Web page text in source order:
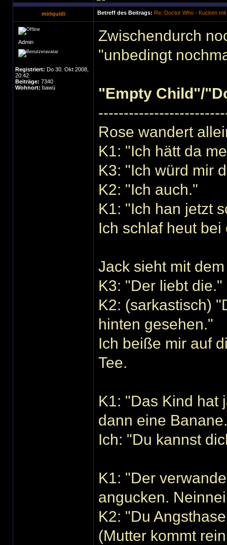
miriquidi Betreff des Beitrags: Re: Doctor Who - Kucken mit
Admin
Registriert: Do 30. Okt 2008,
20:42
Beiträge: 7340
Wohnort: bawü
Zwischendurch
"unbedingt
"Empty Child"/
Rose wandert
K1: "Ich hätt da
K3: "Ich würd mir
K2: "Ich auch."
K1: "Ich han jetzt
Ich schlaf heut bei
Jack sieht mit
K3: "Der liebt die."
K2: (sarkastisch)
hinten gesehen."
Ich beiße mir auf
Tee.
K1: "Das Kind hat
dann eine
Ich: "Du kannst
K1: "Der
angucken.
K2: "Du
(Mutter kommt